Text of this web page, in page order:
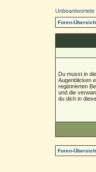
Unbeantwortete
Foren-
Du musst in
Augenblicken
registrierten
und die
du dich in
Foren-